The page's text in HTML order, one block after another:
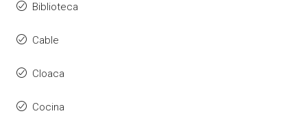
Biblioteca
Cable
Cloaca
Cocina